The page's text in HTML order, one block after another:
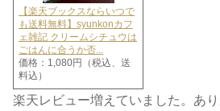
【楽天ブックスならいつで
も送料無料】syunkonカフ
ェ雑記 クリームシチュウは
ごはんに合うか否...
価格：1,080円（税込、送
料込）
楽天レビュー増えていました。あ